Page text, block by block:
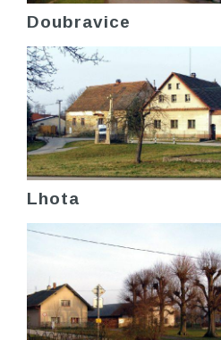
Doubravice
Lhota